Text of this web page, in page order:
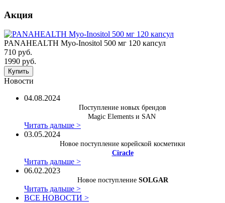
Акция
PANAHEALTH Myo-Inositol 500 мг 120 капсул
710 руб.
1990 руб.
Купить
Новости
04.08.2024
Поступление новых брендов
Magic Elements и SAN
Читать дальше >
03.05.2024
Новое поступление корейской косметики
Ciracle
Читать дальше >
06.02.2023
Новое поступление SOLGAR
Читать дальше >
ВСЕ НОВОСТИ >